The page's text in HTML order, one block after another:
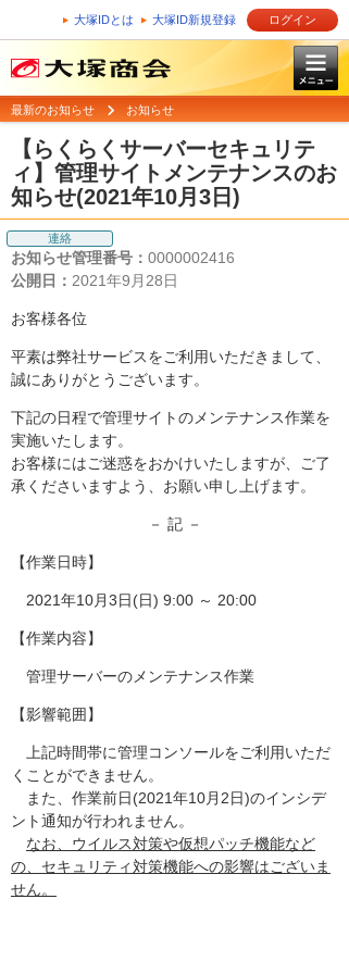
大塚IDとは 大塚ID新規登録 ログイン
最新のお知らせ お知らせ
【らくらくサーバーセキュリテ
ィ】管理サイトメンテナンスのお
知らせ(2021年10月3日)
連絡
お知らせ管理番号： 0000002416
公開日： 2021年9月28日
お客様各位
平素は弊社サービスをご利用いただきまして、
誠にありがとうございます。
下記の日程で管理サイトのメンテナンス作業を
実施いたします。
お客様にはご迷惑をおかけいたしますが、ご了
承くださいますよう、お願い申し上げます。
－ 記 －
【作業日時】
2021年10月3日(日) 9:00 ～ 20:00
【作業内容】
管理サーバーのメンテナンス作業
【影響範囲】
上記時間帯に管理コンソールをご利用いただ
くことができません。
また、作業前日(2021年10月2日)のインシデ
ント通知が行われません。
なお、ウイルス対策や仮想パッチ機能など
の、セキュリティ対策機能への影響はございま
せん。